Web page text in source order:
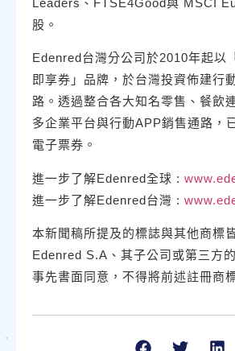
股。
Edenred台灣分公司於2010年起以
即享券」品牌，於台灣投資佈建行
路。透過整合各大知名零售、餐飲
多企業平台與行動APP銷售通路，
電子票券。
進一步了解Edenred全球 :
進一步了解Edenred台灣 :
本新聞稿所提及的標誌與其他商標
Edenred S.A、其子公司或第三方
事先書面同意，不得將前述註冊商